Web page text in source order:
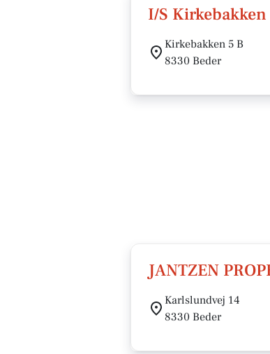
I/S Kirkebakken
Kirkebakken 5 B
8330 Beder
JANTZEN
Karlslundvej 14
8330 Beder